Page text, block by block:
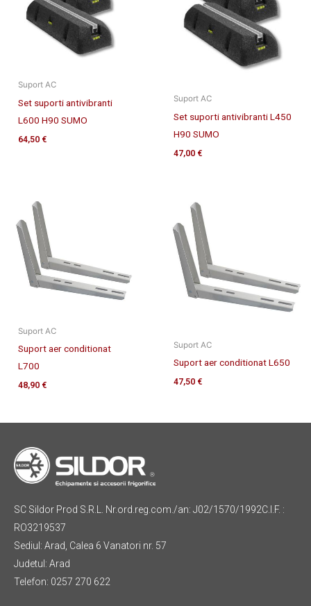
Suport AC
Set suporti antivibranti
L600 H90 SUMO
64,50 €
Suport AC
Set suporti antivibranti L450
H90 SUMO
47,00 €
Suport AC
Suport aer conditionat
L700
48,90 €
Suport AC
Suport aer conditionat L650
47,50 €
SC Sildor Prod S.R.L. Nr.ord.reg.com./an: J02/1570/1992C.I.F. :
RO3219537
Sediul: Arad, Calea 6 Vanatori nr. 57
Judetul: Arad
Telefon: 0257 270 622